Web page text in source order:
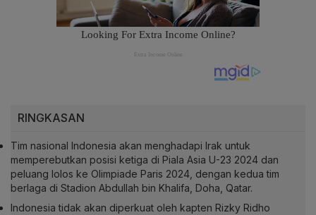
RINGKASAN
Tim nasional Indonesia akan menghadapi Irak untuk
memperebutkan posisi ketiga di Piala Asia U-23 2024 dan
peluang lolos ke Olimpiade Paris 2024, dengan kedua tim
berlaga di Stadion Abdullah bin Khalifa, Doha, Qatar.
Indonesia tidak akan diperkuat oleh kapten Rizky Ridho